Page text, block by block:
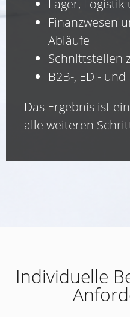
Lager,
Finanzwesen
Abläufe
Schnittstellen
B2B-, EDI-
Das Ergebnis ist
alle weiteren
Individuelle